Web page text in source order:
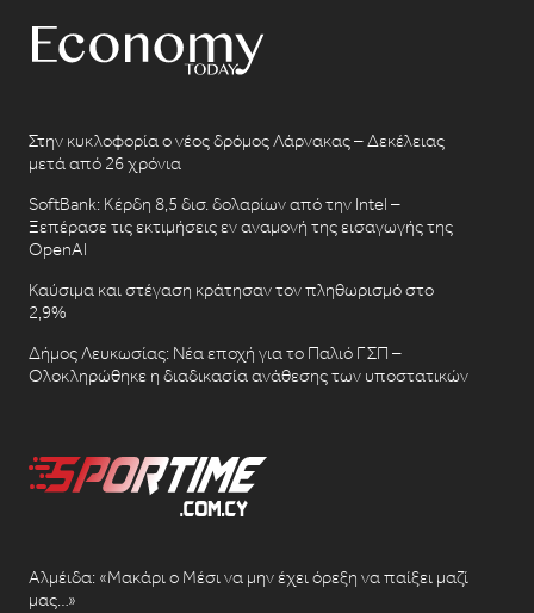
Στην κυκλοφορία ο νέος δρόμος Λάρνακας – Δεκέλειας
μετά από 26 χρόνια
SoftBank: Κέρδη 8,5 δισ. δολαρίων από την Intel –
Ξεπέρασε τις εκτιμήσεις εν αναμονή της εισαγωγής της
OpenAI
Καύσιμα και στέγαση κράτησαν τον πληθωρισμό στο
2,9%
Δήμος Λευκωσίας: Νέα εποχή για το Παλιό ΓΣΠ –
Ολοκληρώθηκε η διαδικασία ανάθεσης των υποστατικών
Αλμέιδα: «Μακάρι ο Μέσι να μην έχει όρεξη να παίξει μαζί
μας…»